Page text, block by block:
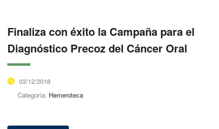
Finaliza con éxito la Campaña para el
Diagnóstico Precoz del Cáncer Oral
03/12/2018
Categoría: Hemeroteca